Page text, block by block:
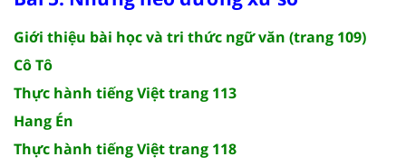
Giới thiệu bài học và tri thức ngữ văn (trang 109)
Cô Tô
Thực hành tiếng Việt trang 113
Hang Én
Thực hành tiếng Việt trang 118